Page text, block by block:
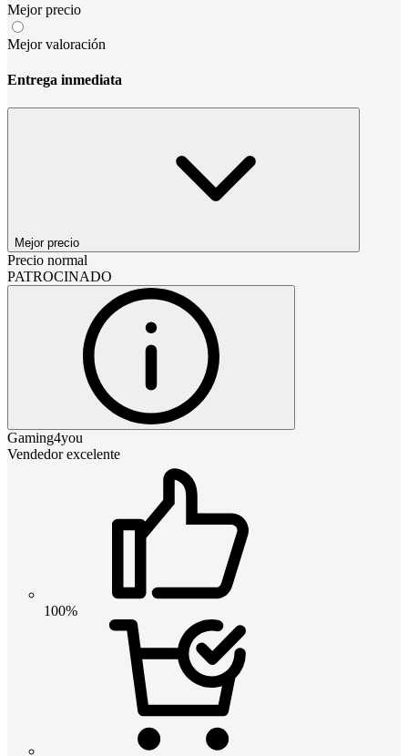
Mejor precio
Mejor valoración
Entrega inmediata
Mejor precio
Precio normal
PATROCINADO
Gaming4you
Vendedor excelente
100%